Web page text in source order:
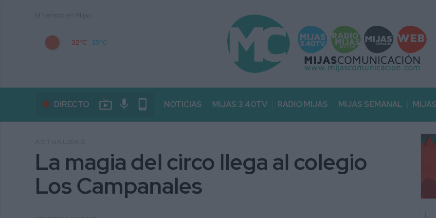
32°C 25°C
DIRECTO live_tv mic phone_android NOTICIAS MIJAS 3.40TV RADIO MIJAS MIJAS SEMANAL
La magia del circo llega al colegio
Los Campanales